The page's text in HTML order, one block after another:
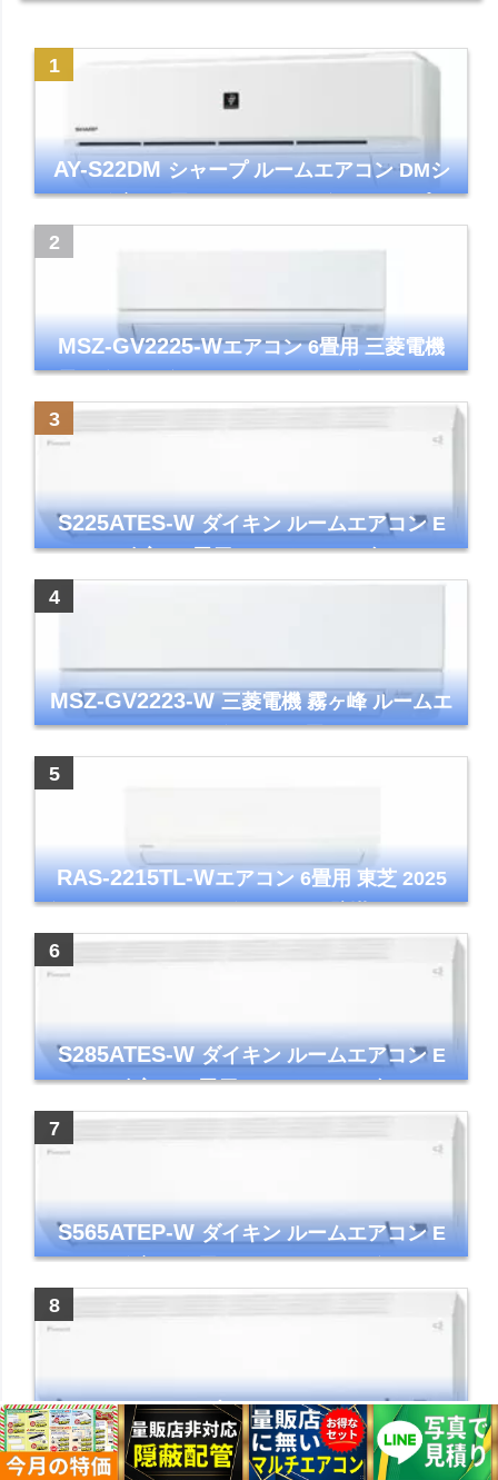
AY-S22DMシャープ ルームエアコン DMシ
リーズ 主に6畳 ホワイト 2024年モデル プラ
MSZ-GV2225-Wエアコン 6畳用 三菱電機
霧ヶ峰 2025年モデル GVシリーズ ピュアホ
ワイト 清潔 除湿 単相100V
S225ATES-Wダイキン ルームエアコン E
シリーズ 主に6畳用 ホワイト 2025年モデル
MSZ-GV2223-W三菱電機 霧ヶ峰 ルームエ
アコン GVシリーズ おもに6畳用 ピュアホワ
RAS-2215TL-Wエアコン 6畳用 東芝 2025
年モデル TLシリーズ ホワイト 壁掛け クーラ
ー コンパクト 清潔
S285ATES-Wダイキン ルームエアコン E
シリーズ 主に10畳用 ホワイト 2025年モデル
コンパクトモデル ストリーマ
S565ATEP-Wダイキン ルームエアコン E
シリーズ 主に18畳用 ホワイト 2025年モデル
コンパクトモデル ストリーマ
S255ATES-Wダイキン ルームエアコン E
シリーズ 主に8畳用 ホワイト 2025年モデル